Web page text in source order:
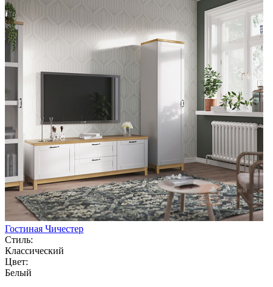
Гостиная Чичестер
Стиль:
Классический
Цвет:
Белый